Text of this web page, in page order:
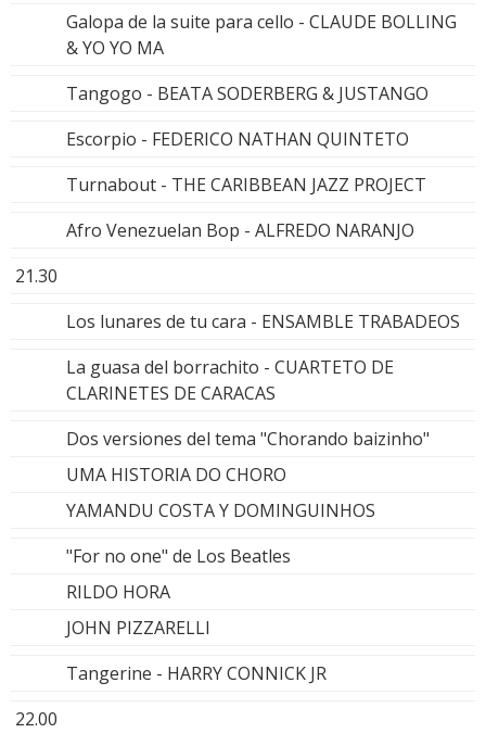
Galopa de la suite para cello - CLAUDE BOLLING
& YO YO MA
Tangogo - BEATA SODERBERG & JUSTANGO
Escorpio - FEDERICO NATHAN QUINTETO
Turnabout - THE CARIBBEAN JAZZ PROJECT
Afro Venezuelan Bop - ALFREDO NARANJO
21.30
Los lunares de tu cara - ENSAMBLE TRABADEOS
La guasa del borrachito - CUARTETO DE
CLARINETES DE CARACAS
Dos versiones del tema "Chorando baizinho"
UMA HISTORIA DO CHORO
YAMANDU COSTA Y DOMINGUINHOS
"For no one" de Los Beatles
RILDO HORA
JOHN PIZZARELLI
Tangerine - HARRY CONNICK JR
22.00